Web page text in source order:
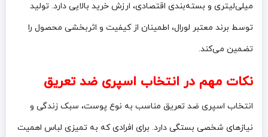
میلی‌لیتری و بسته‌بندی اقتصادی، ارزش خرید بالایی دارد. تولید
توسط برند معتبر لورال، اطمینان از کیفیت و اثربخشی محصول را
تضمین می‌کند.
نکات مهم در انتخاب اسپری ضد تعریق
انتخاب اسپری ضد تعریق مناسب به نوع پوست، سبک زندگی و
نیازهای شخصی بستگی دارد. برای افرادی که به تمیزی لباس اهمیت